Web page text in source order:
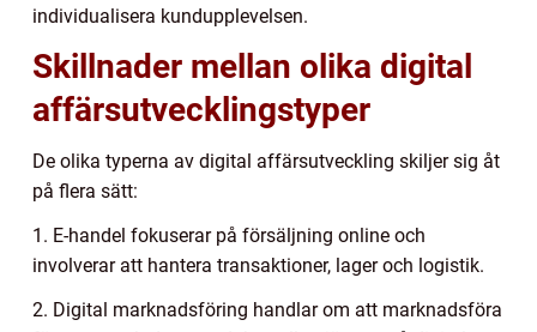
individualisera kundupplevelsen.
Skillnader mellan olika digital
affärsutvecklingstyper
De olika typerna av digital affärsutveckling skiljer sig åt
på flera sätt:
1. E-handel fokuserar på försäljning online och
involverar att hantera transaktioner, lager och logistik.
2. Digital marknadsföring handlar om att marknadsföra